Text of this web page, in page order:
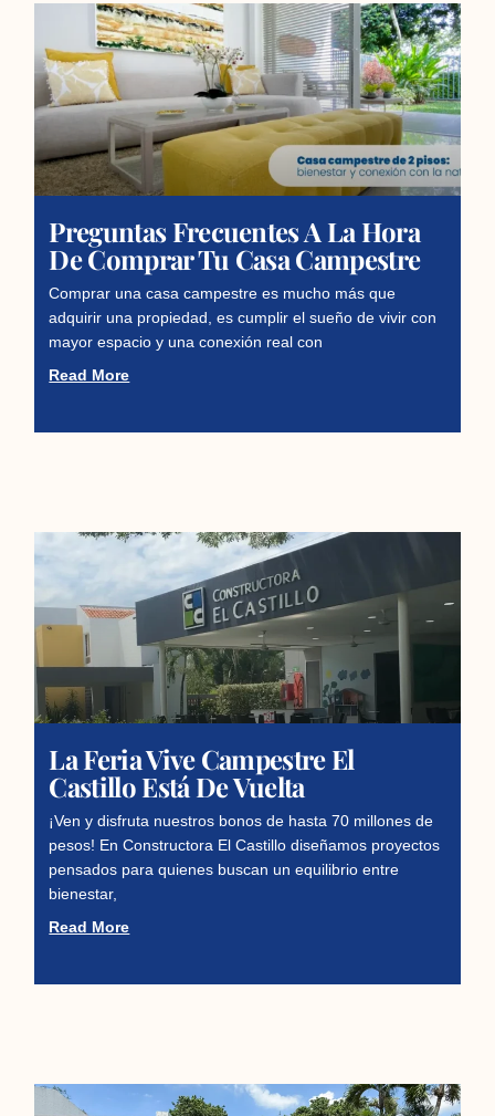
Preguntas Frecuentes A La Hora
De Comprar Tu Casa Campestre
Comprar una casa campestre es mucho más que
adquirir una propiedad, es cumplir el sueño de vivir con
mayor espacio y una conexión real con
Read More
La Feria Vive Campestre El
Castillo Está De Vuelta
¡Ven y disfruta nuestros bonos de hasta 70 millones de
pesos! En Constructora El Castillo diseñamos proyectos
pensados para quienes buscan un equilibrio entre
bienestar,
Read More